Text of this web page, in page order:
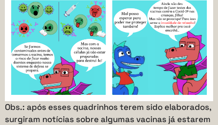
Obs.: após esses quadrinhos terem sido elaborados,
surgiram notícias sobre algumas vacinas já estarem